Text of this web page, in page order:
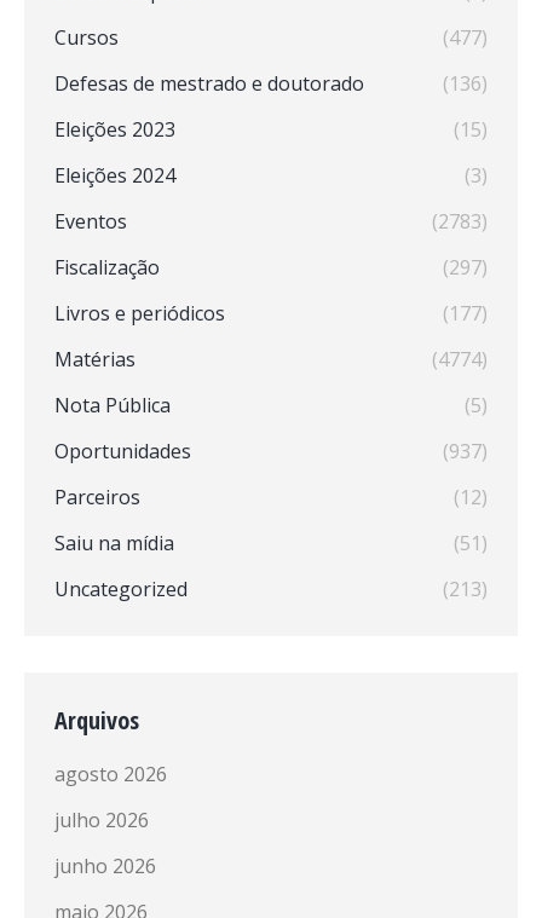
Cursos
(477)
Defesas de mestrado e doutorado
(136)
Eleições 2023
(15)
Eleições 2024
(3)
Eventos
(2783)
Fiscalização
(297)
Livros e periódicos
(177)
Matérias
(4774)
Nota Pública
(5)
Oportunidades
(937)
Parceiros
(12)
Saiu na mídia
(51)
Uncategorized
(213)
Arquivos
agosto 2026
julho 2026
junho 2026
maio 2026